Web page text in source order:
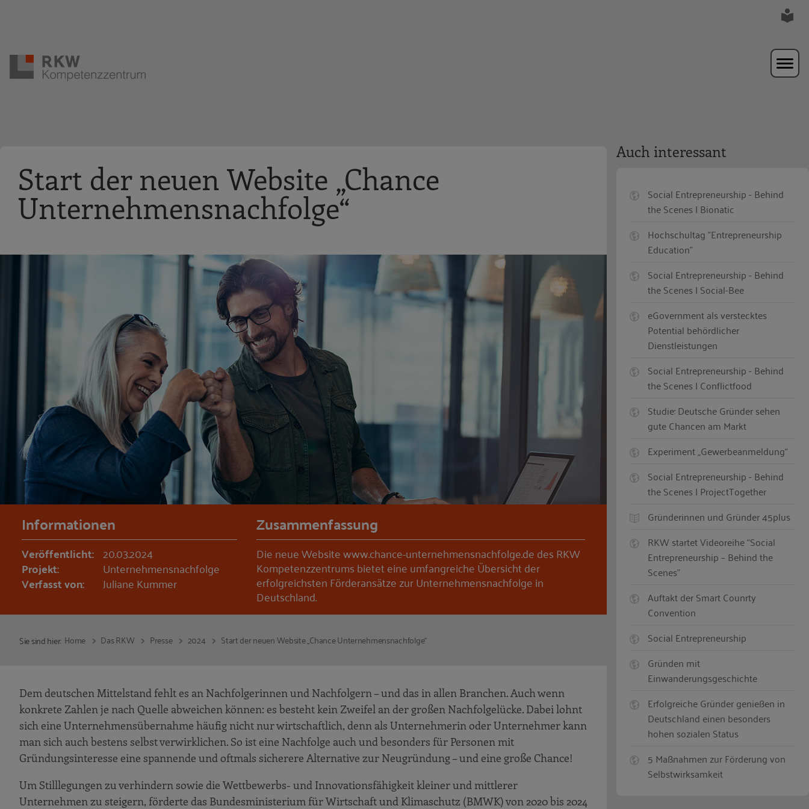
Start der neuen Website „Chance
Unternehmensnachfolge“
Informationen
Veröffentlicht: 20.03.2024
Projekt: Unternehmensnachfolge
Verfasst von: Juliane Kummer
Zusammenfassung
Die neue Website www.chance-unternehmensnachfolge.de des RKW
Kompetenzzentrums bietet eine umfangreiche Übersicht der
erfolgreichsten Förderansätze zur Unternehmensnachfolge in
Deutschland.
Sie sind hier: Home Das RKW Presse 2024 Start der neuen Website „Chance Unternehmensnachfolge“
Dem deutschen Mittelstand fehlt es an Nachfolgerinnen und Nachfolgern – und das in allen Branchen. Auch wenn
konkrete Zahlen je nach Quelle abweichen können: es besteht kein Zweifel an der großen Nachfolgelücke. Dabei lohnt
sich eine Unternehmensübernahme häufig nicht nur wirtschaftlich, denn als Unternehmerin oder Unternehmer kann
man sich auch bestens selbst verwirklichen. So ist eine Nachfolge auch und besonders für Personen mit
Gründungsinteresse eine spannende und oftmals sicherere Alternative zur Neugründung – und eine große Chance!
Um Stilllegungen zu verhindern sowie die Wettbewerbs- und Innovationsfähigkeit kleiner und mittlerer
Unternehmen zu steigern, förderte das Bundesministerium für Wirtschaft und Klimaschutz (BMWK) von 2020 bis 2024
Auch interessant
Social Entrepreneurship - Behind
the Scenes | Bionatic
Hochschultag "Entrepreneurship
Education"
Social Entrepreneurship - Behind
the Scenes | Social-Bee
eGovernment als verstecktes
Potential behördlicher
Dienstleistungen
Social Entrepreneurship - Behind
the Scenes | Conflictfood
Studie: Deutsche Gründer sehen
gute Chancen am Markt
Experiment „Gewerbeanmeldung“
Social Entrepreneurship - Behind
the Scenes | ProjectTogether
Gründerinnen und Gründer 45plus
RKW startet Videoreihe “Social
Entrepreneurship – Behind the
Scenes”
Auftakt der Smart Counrty
Convention
Social Entrepreneurship
Gründen mit
Einwanderungsgeschichte
Erfolgreiche Gründer genießen in
Deutschland einen besonders
hohen sozialen Status
5 Maßnahmen zur Förderung von
Selbstwirksamkeit